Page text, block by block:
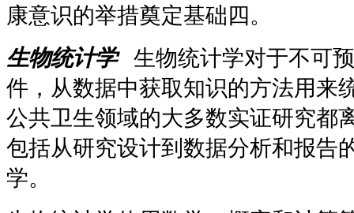
康意识的举措奠定基础四。
生物统计学
生物统计学对于不可
件，从数据中获取知识的方法用来
公共卫生领域的大多数实证研究都
包括从研究设计到数据分析和报告
学。